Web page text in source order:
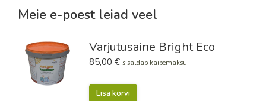
Meie e-poest leiad veel
Varjutusaine Bright Eco
85,00 € sisaldab käibemaksu
Lisa korvi